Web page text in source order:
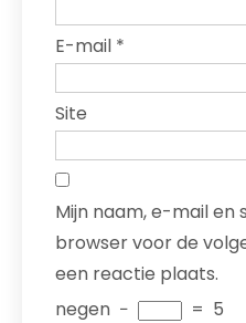
E-mail *
Site
Mijn naam, e-mail en
browser voor de
een reactie plaats.
negen − = 5